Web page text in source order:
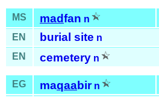
MS madfan n
EN burial site n
EN
cemetery n
EG maqaabir n